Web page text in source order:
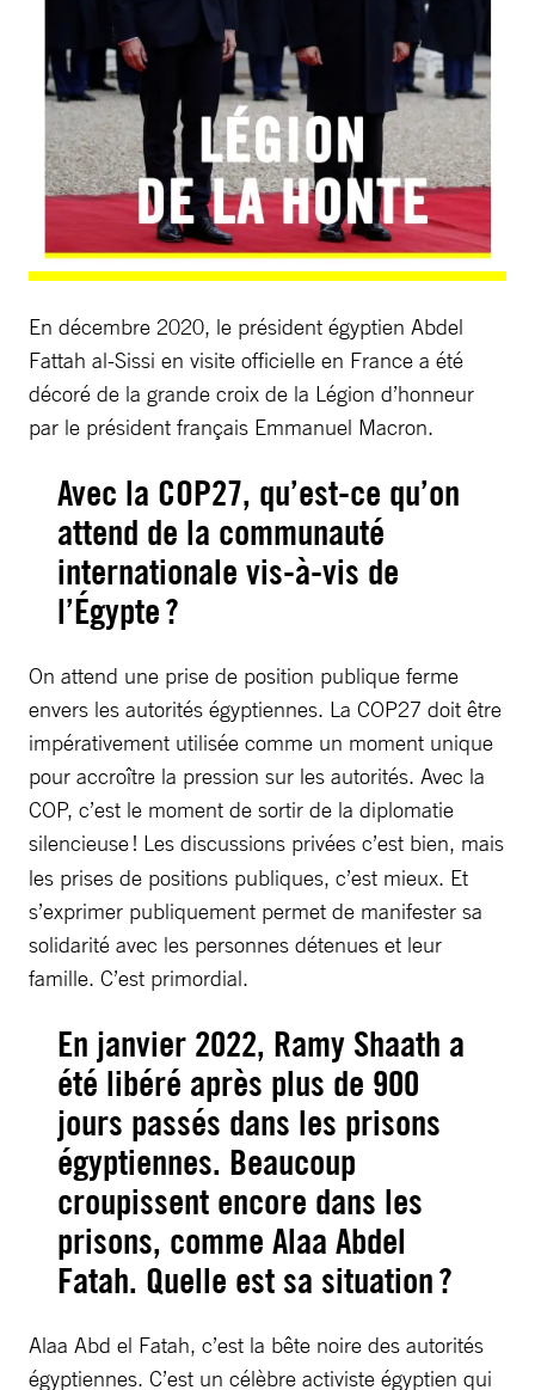
En décembre 2020, le président égyptien Abdel
Fattah al-Sissi en visite officielle en France a été
décoré de la grande croix de la Légion d’honneur
par le président français Emmanuel Macron.
Avec la COP27, qu’est-ce qu’on
attend de la communauté
internationale vis-à-vis de
l’Égypte ?
On attend une prise de position publique ferme
envers les autorités égyptiennes. La COP27 doit être
impérativement utilisée comme un moment unique
pour accroître la pression sur les autorités. Avec la
COP, c’est le moment de sortir de la diplomatie
silencieuse ! Les discussions privées c’est bien, mais
les prises de positions publiques, c’est mieux. Et
s’exprimer publiquement permet de manifester sa
solidarité avec les personnes détenues et leur
famille. C’est primordial.
En janvier 2022, Ramy Shaath a
été libéré après plus de 900
jours passés dans les prisons
égyptiennes. Beaucoup
croupissent encore dans les
prisons, comme Alaa Abdel
Fatah. Quelle est sa situation ?
Alaa Abd el Fatah, c’est la bête noire des autorités
égyptiennes. C’est un célèbre activiste égyptien qui